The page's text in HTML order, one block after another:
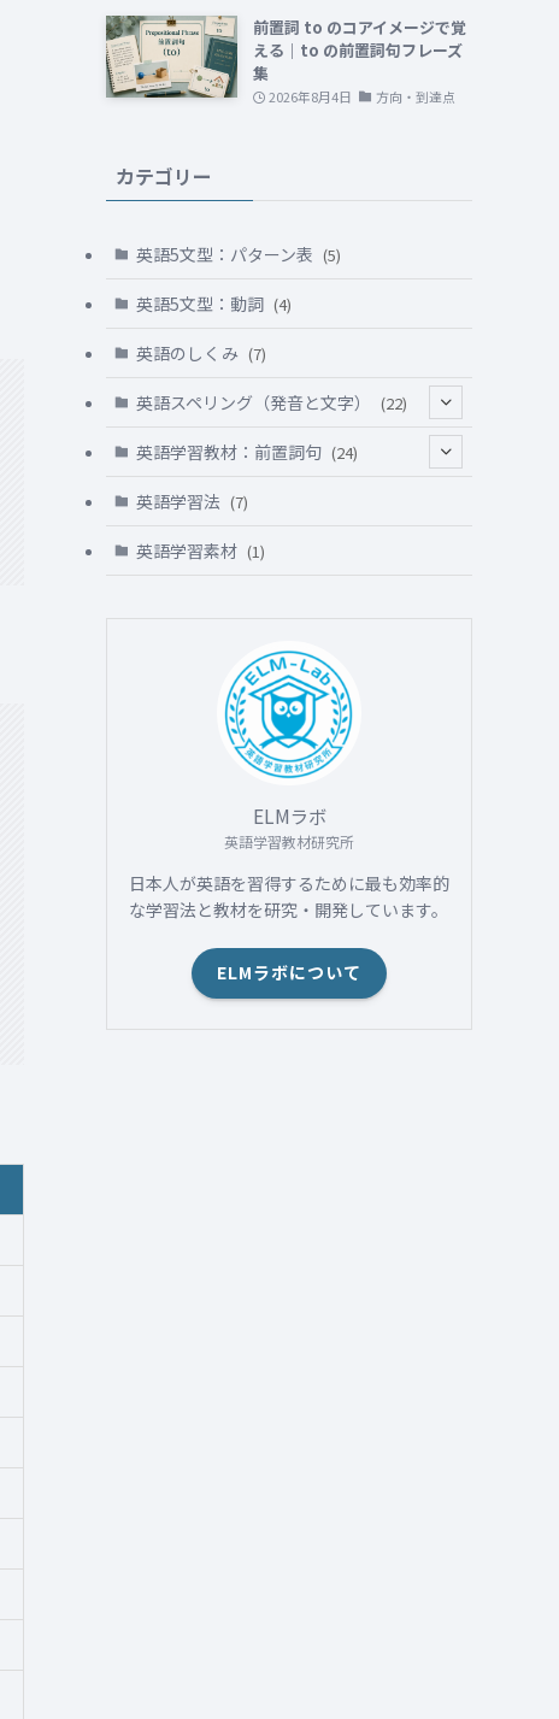
前置詞 to のコアイメージで覚
える｜to の前置詞句フレーズ
集
2026年8月4日 方向・到達点
カテゴリー
英語5文型：パターン表 (5)
英語5文型：動詞 (4)
英語のしくみ (7)
英語スペリング（発音と文字） (22)
(5)
英語学習教材：前置詞句 (24)
(5)
(1)
(3)
(5)
英語学習法 (7)
英語学習素材 (1)
ELMラボ
英語学習教材研究所
日本人が英語を習得するために最も効率的
な学習法と教材を研究・開発しています。
ELMラボについて